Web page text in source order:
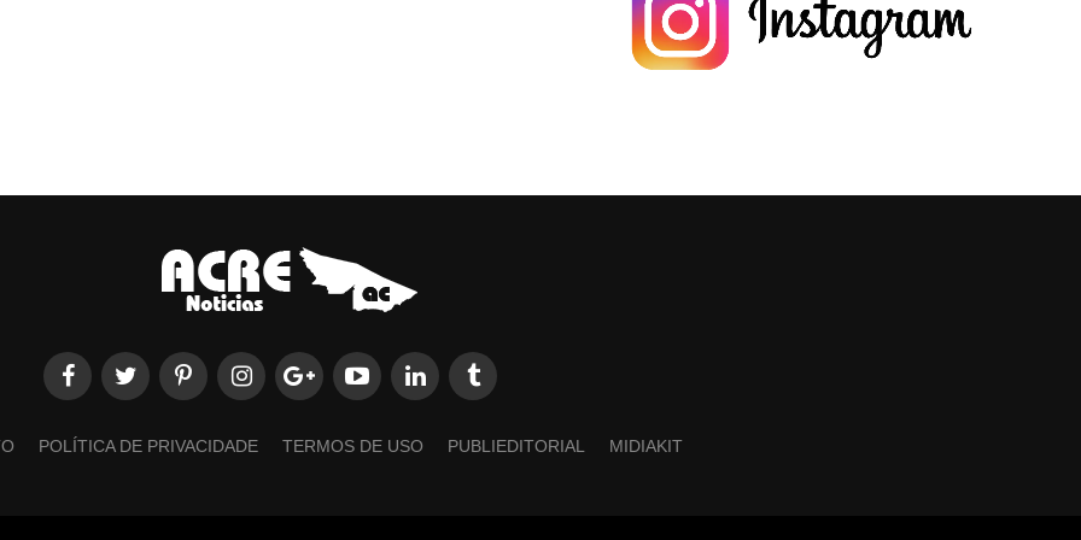
POLÍTICA DE PRIVACIDADE TERMOS DE USO PUBLIEDITORIAL MIDIAKIT